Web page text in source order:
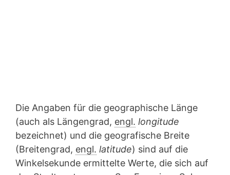
Die Angaben für die geographische Länge
(auch als Längengrad, engl. longitude
bezeichnet) und die geografische Breite
(Breitengrad, engl. latitude) sind auf die
Winkelsekunde ermittelte Werte, die sich auf